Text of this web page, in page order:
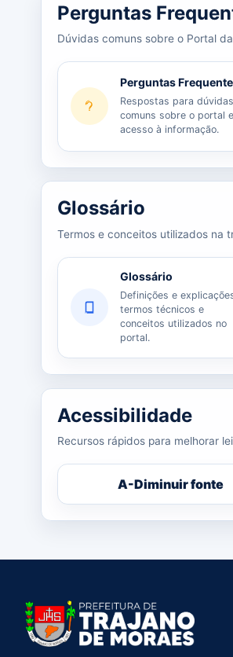
Perguntas
Dúvidas comuns sobre o Portal
Perguntas
Respostas para dúvidas
comuns sobre o portal e
acesso à informação.
Glossário
Termos e conceitos utilizados na
Glossário
Definições e
termos técnicos e
conceitos utilizados no
portal.
Acessibilidade
Recursos rápidos para melhorar
A-Diminuir fonte